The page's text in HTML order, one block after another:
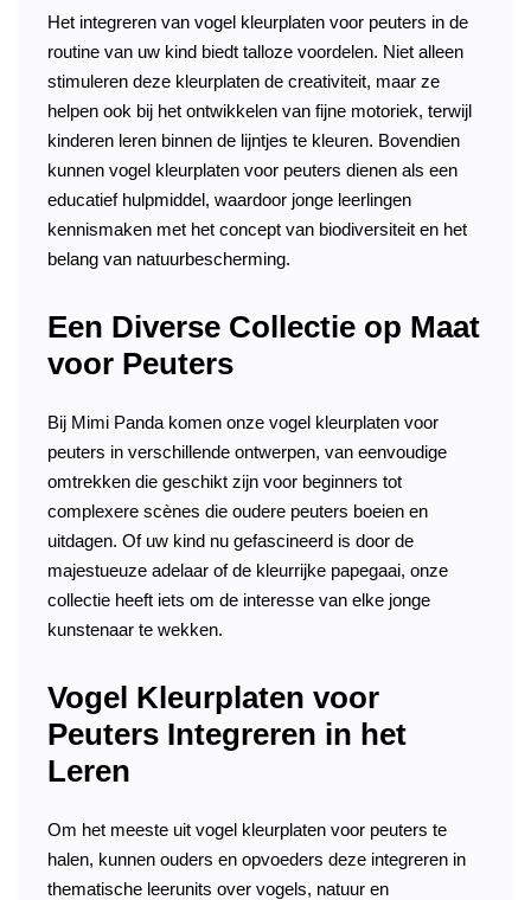
Het integreren van vogel kleurplaten voor peuters in de
routine van uw kind biedt talloze voordelen. Niet alleen
stimuleren deze kleurplaten de creativiteit, maar ze
helpen ook bij het ontwikkelen van fijne motoriek, terwijl
kinderen leren binnen de lijntjes te kleuren. Bovendien
kunnen vogel kleurplaten voor peuters dienen als een
educatief hulpmiddel, waardoor jonge leerlingen
kennismaken met het concept van biodiversiteit en het
belang van natuurbescherming.
Een Diverse Collectie op Maat
voor Peuters
Bij Mimi Panda komen onze vogel kleurplaten voor
peuters in verschillende ontwerpen, van eenvoudige
omtrekken die geschikt zijn voor beginners tot
complexere scènes die oudere peuters boeien en
uitdagen. Of uw kind nu gefascineerd is door de
majestueuze adelaar of de kleurrijke papegaai, onze
collectie heeft iets om de interesse van elke jonge
kunstenaar te wekken.
Vogel Kleurplaten voor
Peuters Integreren in het
Leren
Om het meeste uit vogel kleurplaten voor peuters te
halen, kunnen ouders en opvoeders deze integreren in
thematische leerunits over vogels, natuur en